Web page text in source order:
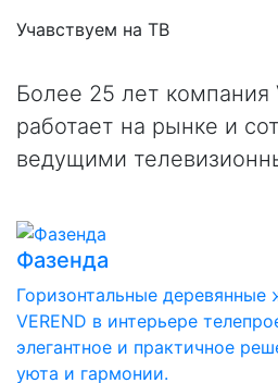
Учавствуем на ТВ
Более 25 лет компания
работает на рынке и
ведущими
Фазенда
Горизонтальные
VEREND в интерьере
элегантное и практичное
уюта и гармонии.